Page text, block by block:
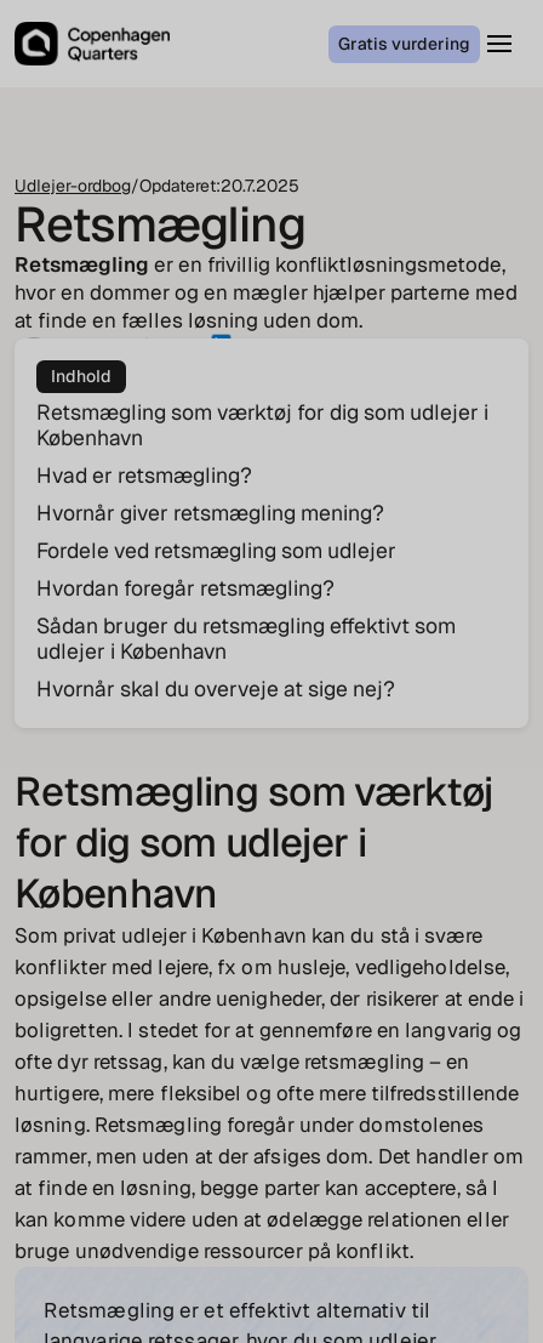
Gratis vurdering
Udlejer-ordbog/Opdateret:20.7.2025
Retsmægling
Retsmægling er en frivillig konfliktløsningsmetode,
hvor en dommer og en mægler hjælper parterne med
at finde en fælles løsning uden dom.
Jakob von Cappeln
COO
Indhold
Retsmægling som værktøj for dig som udlejer i
København
Hvad er retsmægling?
Hvornår giver retsmægling mening?
Fordele ved retsmægling som udlejer
Hvordan foregår retsmægling?
Sådan bruger du retsmægling effektivt som
udlejer i København
Hvornår skal du overveje at sige nej?
Retsmægling som værktøj
for dig som udlejer i
København
Som privat udlejer i København kan du stå i svære
konflikter med lejere, fx om husleje, vedligeholdelse,
opsigelse eller andre uenigheder, der risikerer at ende i
boligretten. I stedet for at gennemføre en langvarig og
ofte dyr retssag, kan du vælge retsmægling – en
hurtigere, mere fleksibel og ofte mere tilfredsstillende
løsning. Retsmægling foregår under domstolenes
rammer, men uden at der afsiges dom. Det handler om
at finde en løsning, begge parter kan acceptere, så I
kan komme videre uden at ødelægge relationen eller
bruge unødvendige ressourcer på konflikt.
Retsmægling er et effektivt alternativ til